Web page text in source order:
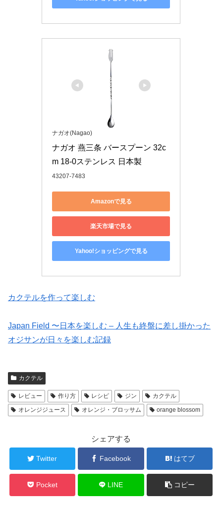
ナガオ(Nagao)
ナガオ 燕三条 バースプーン 32c
m 18-0ステンレス 日本製
43207-7483
Amazonで見る
楽天市場で見る
Yahoo!ショッピングで見る
カクテルを作って楽しむ
Japan Field 〜日本を楽しむ – 人生も終盤に差し掛かった
オジサンが日々を楽しむ記録
カクテル
レビュー 作り方 レシピ ジン
カクテル
オレンジジュース
オレンジ・ブロッサム orange blossom
シェアする
Twitter Facebook はてブ
Pocket LINE コピー